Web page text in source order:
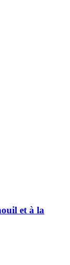
et à la